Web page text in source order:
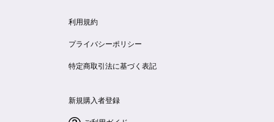
利用規約
プライバシーポリシー
特定商取引法に基づく表記
新規購入者登録